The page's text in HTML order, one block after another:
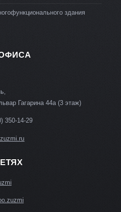
здания
Гагарина 44а (3 этаж)
350-14-29